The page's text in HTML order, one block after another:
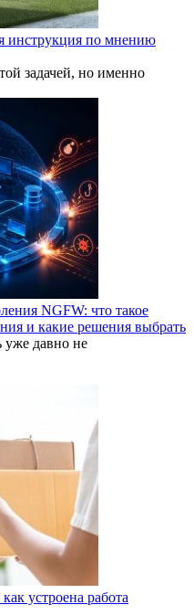
инструкция по мнению
задачей, но именно
NGFW: что такое
и какие решения выбрать
уже давно не
устроена работа